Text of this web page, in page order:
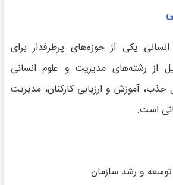
یکی از حوزه‌های پرطرفدار برای
از رشته‌های مدیریت و علوم انسانی
آموزش و ارزیابی کارکنان، مدیریت
است.
و رشد سازمان